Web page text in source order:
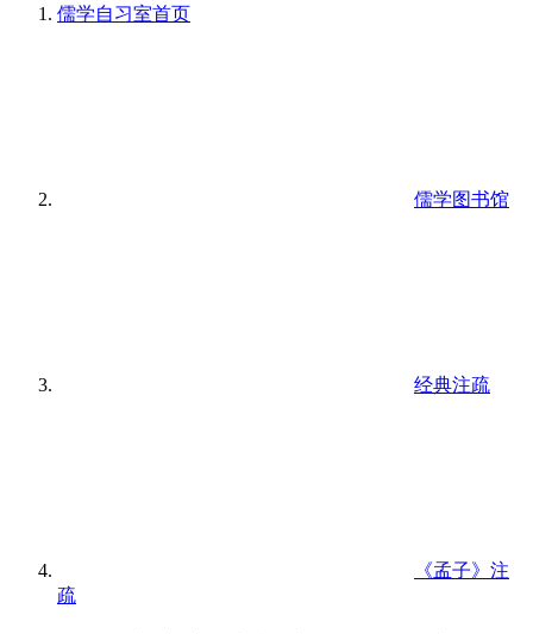
儒学自习室首页
儒学图书馆
经典注疏
《孟子》注
疏